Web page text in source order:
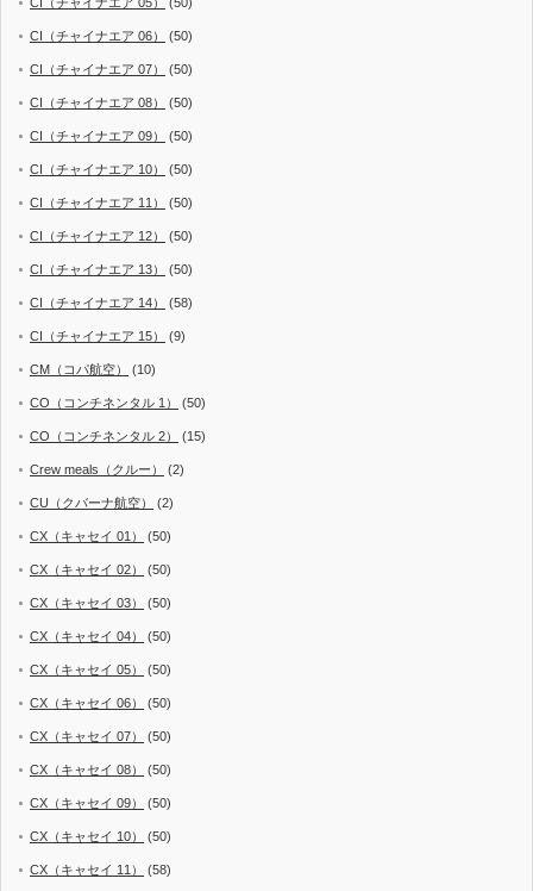
CI（チャイナエア 06） (50)
CI（チャイナエア 07） (50)
CI（チャイナエア 08） (50)
CI（チャイナエア 09） (50)
CI（チャイナエア 10） (50)
CI（チャイナエア 11） (50)
CI（チャイナエア 12） (50)
CI（チャイナエア 13） (50)
CI（チャイナエア 14） (58)
CI（チャイナエア 15） (9)
CM（コパ航空） (10)
CO（コンチネンタル 1） (50)
CO（コンチネンタル 2） (15)
Crew meals（クルー） (2)
CU（クバーナ航空） (2)
CX（キャセイ 01） (50)
CX（キャセイ 02） (50)
CX（キャセイ 03） (50)
CX（キャセイ 04） (50)
CX（キャセイ 05） (50)
CX（キャセイ 06） (50)
CX（キャセイ 07） (50)
CX（キャセイ 08） (50)
CX（キャセイ 09） (50)
CX（キャセイ 10） (50)
CX（キャセイ 11） (58)